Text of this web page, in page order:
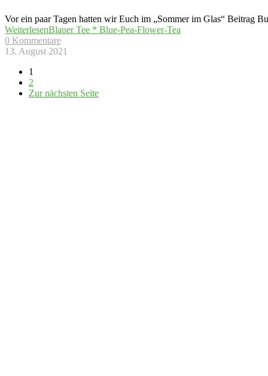
Vor ein paar Tagen hatten wir Euch im „Sommer im Glas“ Beitrag
WeiterlesenBlauer Tee * Blue-Pea-Flower-Tea
0 Kommentare
13. August 2021
1
2
Zur nächsten Seite